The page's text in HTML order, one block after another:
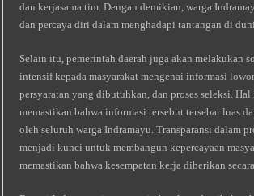
dan kerjasama tim. Dengan demikian, warga
dan percaya diri dalam menghadapi tantangan di
Selain itu, pemerintah daerah juga akan melakukan
intensif kepada masyarakat mengenai informasi
persyaratan yang dibutuhkan, dan proses seleksi.
memastikan bahwa informasi tersebut tersebar luas
oleh seluruh warga Indramayu. Transparansi dalam
menjadi kunci untuk membangun kepercayaan
memastikan bahwa kesempatan kerja diberikan